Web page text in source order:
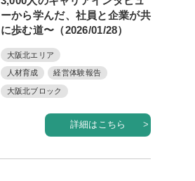
同友会の地域づくり
キャリア教育
ーから学んだ、社員と企業が共
に歩む道〜（2026/01/28）
大阪北エリア
人材育成 経営体験報告
大阪北ブロック
詳細はこちら